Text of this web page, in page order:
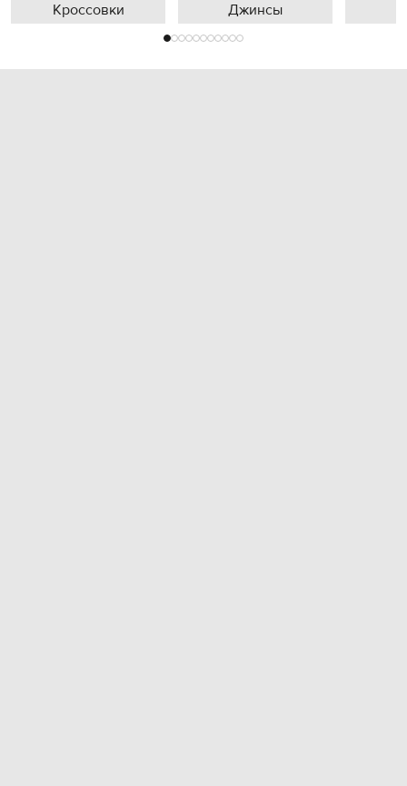
Кроссовки Джинсы